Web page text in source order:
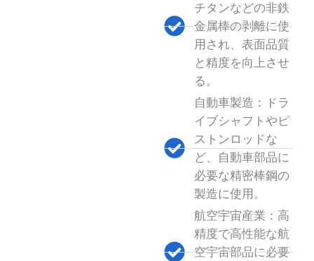
チタンなどの非鉄
金属棒の剥離に使
用され、表面品質
と精度を向上させ
る。
自動車製造：ドラ
イブシャフトやピ
ストンロッドな
ど、自動車部品に
必要な精密棒鋼の
製造に使用。
航空宇宙産業：高
精度で高性能な航
空宇宙部品に必要